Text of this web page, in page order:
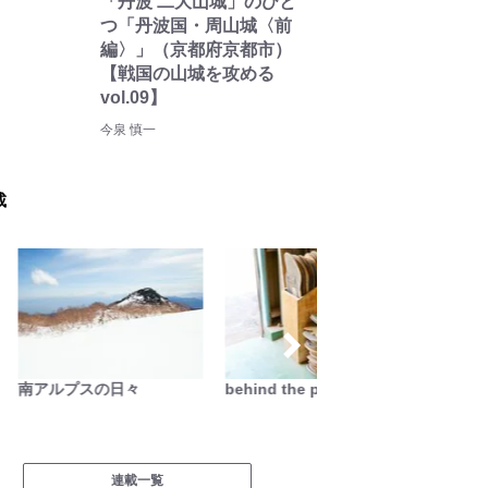
つ「丹波国・周山城〈前
編〉」（京都府京都市）
【戦国の山城を攻める
vol.09】
今泉 慎一
南アルプスの日々 behind the products
連載一覧